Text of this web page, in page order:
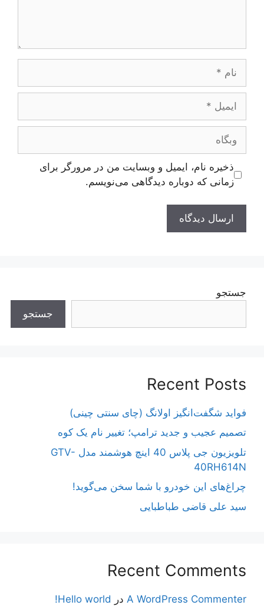
ایمیل
وبگاه
ذخیره نام، ایمیل و وبسایت من در مرورگر برای
زمانی که دوباره دیدگاهی می‌نویسم.
جستجو
جستجو
Recent Posts
فواید شگفت‌انگیز اولانگ (چای سنتی چینی)
تصمیم عجیب و جدید ترامپ؛ تغییر نام یک کوه
تلویزیون جی پلاس 40 اینچ هوشمند مدل GTV-
40RH614N
چراغ‌های این خودرو با شما سخن می‌گوید!
سید علی قاضی طباطبایی
Recent Comments
A WordPress Commenter در Hello world!